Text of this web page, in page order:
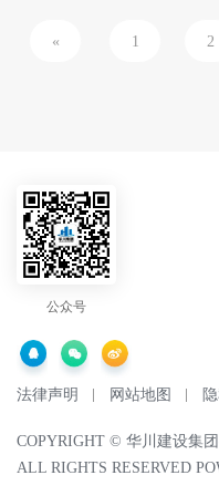
« 1 2
COPYRIGHT © 华川建设集
ALL RIGHTS RESERVED
法律声明 网站地图
公众号